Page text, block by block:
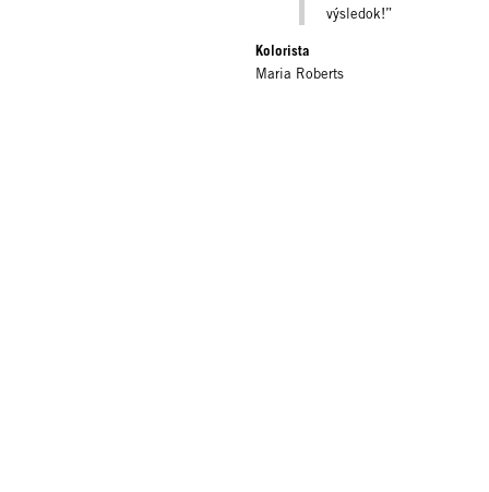
výsledok!”
Kolorista
Maria Roberts